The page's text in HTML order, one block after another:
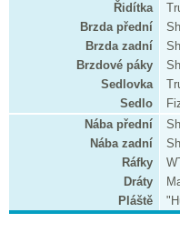
Řidítka
Brzda přední
Brzda zadní
Brzdové páky
Sedlovka
Sedlo
Nába přední
Nába zadní
Ráfky
Dráty
Pláště